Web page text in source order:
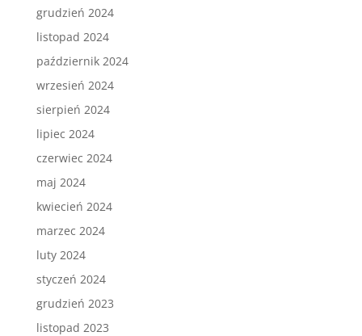
grudzień 2024
listopad 2024
październik 2024
wrzesień 2024
sierpień 2024
lipiec 2024
czerwiec 2024
maj 2024
kwiecień 2024
marzec 2024
luty 2024
styczeń 2024
grudzień 2023
listopad 2023